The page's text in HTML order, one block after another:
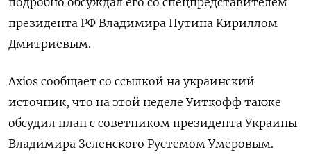
президента РФ Владимира Путина Кириллом
Дмитриевым.
Axios сообщает со ссылкой на украинский
источник, что на этой неделе Уиткофф также
обсудил план с советником президента Украины
Владимира Зеленского Рустемом Умеровым.